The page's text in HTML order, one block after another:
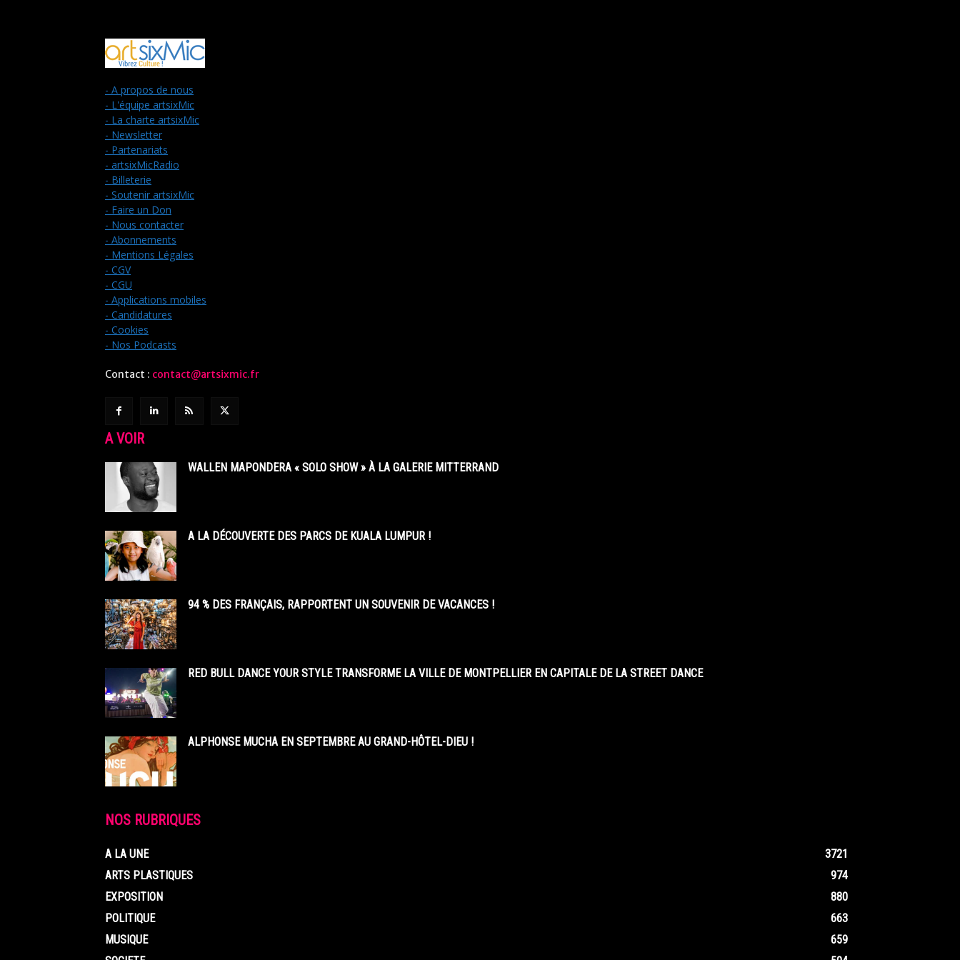
- A propos de nous
- L'équipe artsixMic
- La charte artsixMic
- Newsletter
- Partenariats
- artsixMicRadio
- Billeterie
- Soutenir artsixMic
- Faire un Don
- Nous contacter
- Abonnements
- Mentions Légales
- CGV
- CGU
- Applications mobiles
- Candidatures
- Cookies
- Nos Podcasts
Contact : contact@artsixmic.fr
A VOIR
WALLEN MAPONDERA « SOLO SHOW » À LA GALERIE MITTERRAND
A LA DÉCOUVERTE DES PARCS DE KUALA LUMPUR !
94 % DES FRANÇAIS, RAPPORTENT UN SOUVENIR DE VACANCES !
RED BULL DANCE YOUR STYLE TRANSFORME LA VILLE DE MONTPELLIER EN CAPITALE DE LA STREET DANCE
ALPHONSE MUCHA EN SEPTEMBRE AU GRAND-HÔTEL-DIEU !
NOS RUBRIQUES
A LA UNE
3721
ARTS PLASTIQUES
974
EXPOSITION
880
POLITIQUE
663
MUSIQUE
659